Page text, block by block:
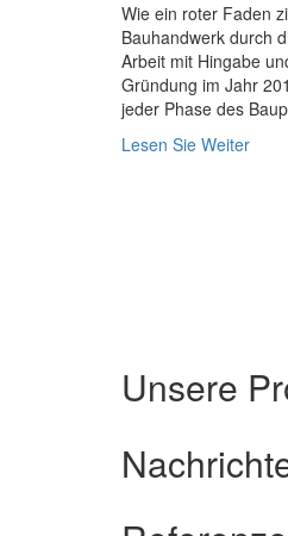
Wie ein roter Faden
Bauhandwerk durch
Arbeit mit Hingabe
Gründung im Jahr
jeder Phase des
Lesen Sie Weiter
Unsere